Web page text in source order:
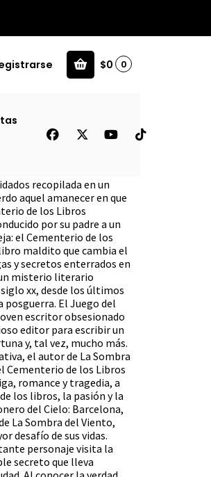
$0 0
Del Viento
recopilada en un
aquel amanecer en que
de los Libros
por su padre a un
el Cementerio de los
maldito que cambia el
y secretos enterrados en
un misterio literario
xx, desde los últimos
El Juego del
escritor obsesionado
editor para escribir un
y, tal vez, mucho más.
el autor de La Sombra
Cementerio de los Libros
romance y tragedia, a
los libros, la pasión y la
del Cielo: Barcelona,
La Sombra del Viento,
desafío de sus vidas.
personaje visita la
secreto que lleva